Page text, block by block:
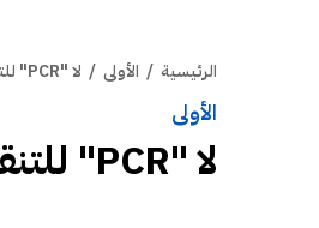
الرئيسية / الأولى / لا "PCR" للتنقل بين دول الخليج وقاعات الأفراح تعود في أكتوبر
الأولى
لا "PCR" للتنقل بين دول الخليج وقاعات الأفراح تعود في أكتوبر